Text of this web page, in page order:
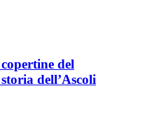
del
dell’Ascoli